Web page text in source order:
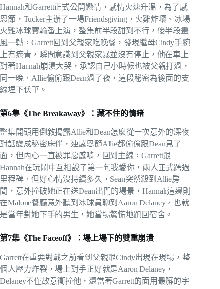
Hannah和Garrett正式公開戀情，感情火速升溫，為了感
恩節，Tucker主辦了一場Friendsgiving，火雞炸壞、冰場
火雞冰球賽輪番上演，整集前半段甜到不行，後半段畫
風一轉，Garrett回到父親家吃晚餐，發現繼母Cindy手腕
上有瘀青，瞬間意識到父親家暴並沒有停止，他在車上
對著Hannah崩潰大哭，承認自己小時候也被父親打過，
同一晚，Allie偷偷跟Dean過了夜，這段秘密為後面的支
線埋下伏筆。
第6集《The Breakaway》：藏不住的情緒
整集開頭用倒敘揭露Allie和Dean怎麼從一次意外的深夜
對話變成秘密床伴，連感恩節Allie都偷偷跟Dean見了
面，但內心一直被罪惡感啃，回到主線，Garrett跟
Hannah在玩鬧中互相說了第一句我愛你，兩人正式跨過
里程碑，但好心情沒持續多久，Sean突然殺到Allie房
間，意外撞破她正在送Dean出門的場景，Hannah這邊則
在Malone餐廳意外聽到冰球員聊到Aaron Delaney，也就
是當年對她下手的男生，她當場驚慌地跑回宿舍。
第7集《The Faceoff》：場上場下的雙重崩潰
Garrett在重要對戰之前看到父親跟Cindy出現在現場，整
個人壓力炸裂，場上對手正好就是Aaron Delaney，
Delaney不僅故意衝撞他，還當著Garrett的面用最髒的字